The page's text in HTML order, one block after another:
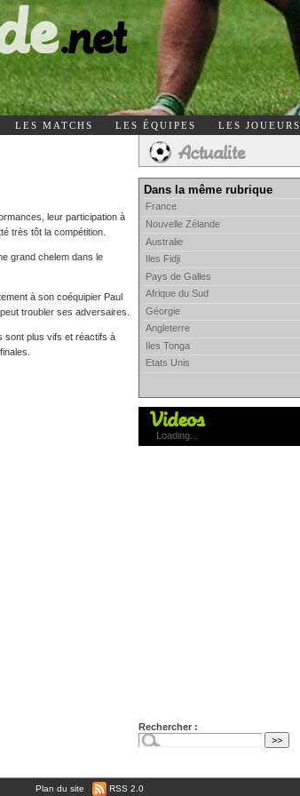
LES MATCHS LES ÉQUIPES LES JOUEURS
leur participation à
très tôt la compétition.
grand chelem dans le
à son coéquipier Paul
troubler ses adversaires.
sont plus vifs et réactifs à
Dans la même rubrique
France
Nouvelle Zélande
Australie
Iles Fidji
Pays de Galles
Afrique du Sud
Géorgie
Angleterre
Iles Tonga
Etats Unis
Loading...
Rechercher :
Plan du site RSS 2.0